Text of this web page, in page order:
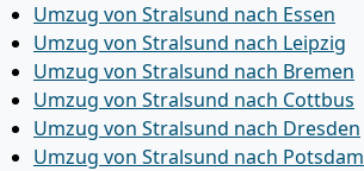
Umzug von Stralsund nach Essen
Umzug von Stralsund nach Leipzig
Umzug von Stralsund nach Bremen
Umzug von Stralsund nach Cottbus
Umzug von Stralsund nach Dresden
Umzug von Stralsund nach Potsdam